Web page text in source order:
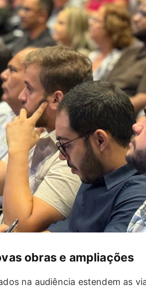
obras e ampliações
na audiência estendem as